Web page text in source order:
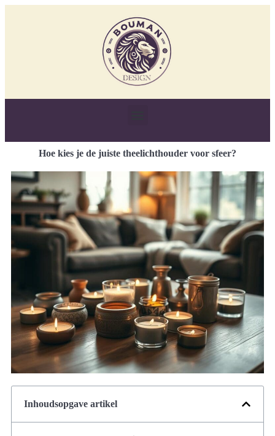
Hoe kies je de juiste theelichthouder voor sfeer?
Inhoudsopgave artikel